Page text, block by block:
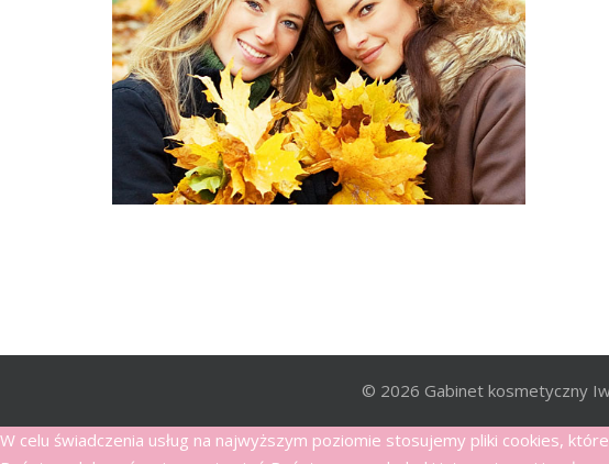
© 2026 Gabinet kosmetyczny
W celu świadczenia usług na najwyższym poziomie stosujemy pliki cookies,